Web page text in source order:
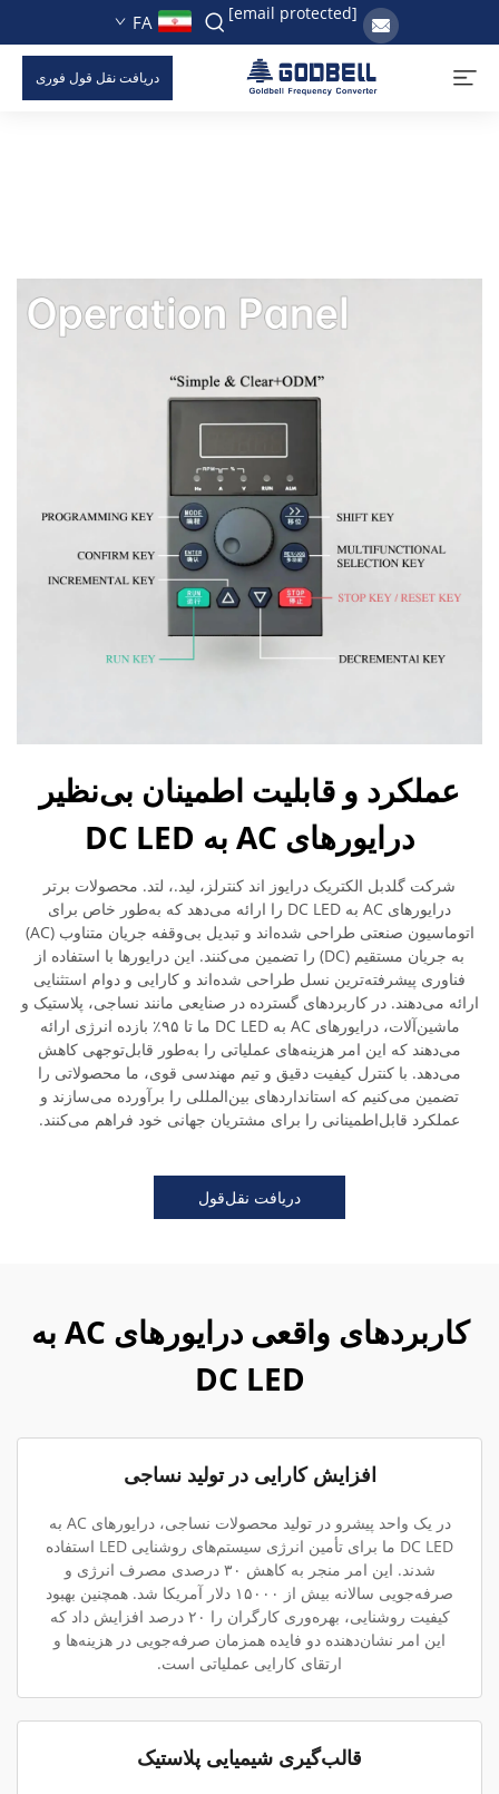
[email protected]
FA
دریافت نقل قول فوری
عملکرد و قابلیت اطمینان بی‌نظیر
درایورهای AC به DC LED
شرکت گلدبل الکتریک درایوز اند کنترلز، لید.، لتد. محصولات برتر
درایورهای AC به DC LED را ارائه می‌دهد که به‌طور خاص برای
اتوماسیون صنعتی طراحی شده‌اند و تبدیل بی‌وقفه جریان متناوب (AC)
به جریان مستقیم (DC) را تضمین می‌کنند. این درایورها با استفاده از
فناوری پیشرفته‌ترین نسل طراحی شده‌اند و کارایی و دوام استثنایی
ارائه می‌دهند. در کاربردهای گسترده در صنایعی مانند نساجی، پلاستیک و
ماشین‌آلات، درایورهای AC به DC LED ما تا ۹۵٪ بازده انرژی ارائه
می‌دهند که این امر هزینه‌های عملیاتی را به‌طور قابل‌توجهی کاهش
می‌دهد. با کنترل کیفیت دقیق و تیم مهندسی قوی، ما محصولاتی را
تضمین می‌کنیم که استانداردهای بین‌المللی را برآورده می‌سازند و
عملکرد قابل‌اطمینانی را برای مشتریان جهانی خود فراهم می‌کنند.
دریافت نقل‌قول
کاربردهای واقعی درایورهای AC به
DC LED
افزایش کارایی در تولید نساجی
در یک واحد پیشرو در تولید محصولات نساجی، درایورهای AC به
DC LED ما برای تأمین انرژی سیستم‌های روشنایی LED استفاده
شدند. این امر منجر به کاهش ۳۰ درصدی مصرف انرژی و
صرفه‌جویی سالانه بیش از ۱۵۰۰۰ دلار آمریکا شد. همچنین بهبود
کیفیت روشنایی، بهره‌وری کارگران را ۲۰ درصد افزایش داد که
این امر نشان‌دهنده دو فایده همزمان صرفه‌جویی در هزینه‌ها و
ارتقای کارایی عملیاتی است.
قالب‌گیری شیمیایی پلاستیک